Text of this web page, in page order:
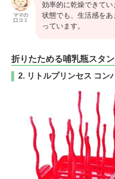
ママの
口コミ
効率的に乾燥できて
状態でも、生活感を
っています。
折りたためる哺乳瓶スタン
2. リトルプリンセス コン